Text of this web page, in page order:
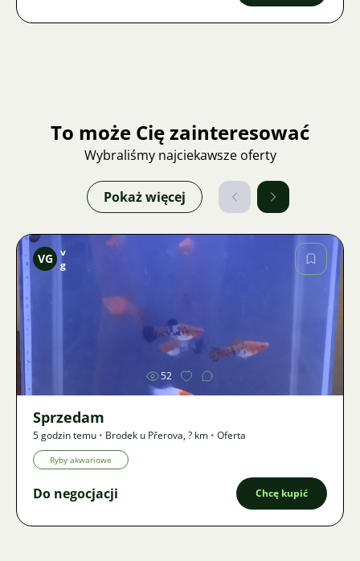
To może Cię zainteresować
Wybraliśmy najciekawsze oferty
Pokaż więcej
Zdjęcie
VG v
g
52
Sprzedam
5 godzin temu • Brodek u Přerova,? km • Oferta
Ryby akwariowe
Do negocjacji Chcę kupić